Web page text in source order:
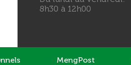
8h30 à 12h00
MengPost